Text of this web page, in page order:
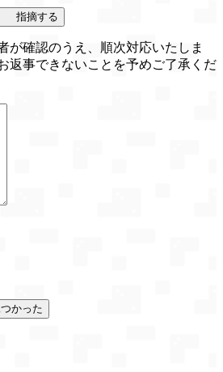
指摘する
が確認のうえ、順次対応いたしま
返事できないことを予めご了承くだ
かった